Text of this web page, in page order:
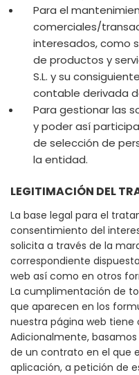
Para el
comerciales/
interesados, como
de productos y
S.L. y su
contable derivada
Para gestionar las
y poder así
de selección de
la entidad.
LEGITIMACIÓN DEL
La base legal para el
consentimiento del
solicita a través de la
correspondiente
web así como en otros
La cumplimentación de
que aparecen en los
nuestra página web tiene
Adicionalmente,
de un contrato en el que
aplicación, a petición de